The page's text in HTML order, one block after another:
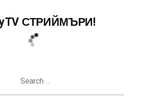
СТРИЙМЪРИ!